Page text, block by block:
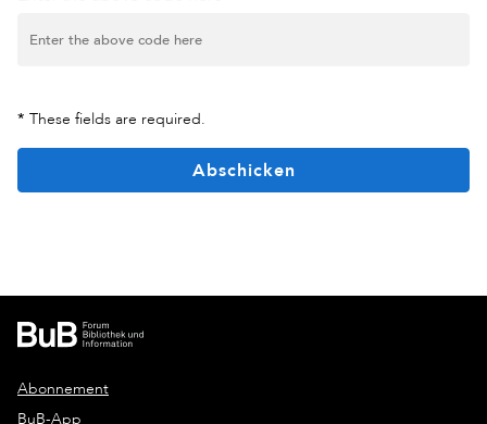
* These fields are required.
Abschicken
Abonnement
BuB-App